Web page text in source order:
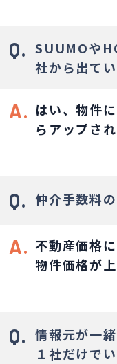
Q. SUUMOや
社から出て
A. はい、物件
ら アップされ
Q. 仲介手数料
A. 不動産価格
物件価格が
Q. 情報元が一
１社だけで